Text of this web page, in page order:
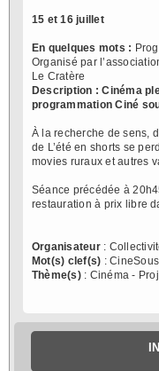
15 et 16 juillet
En quelques mots :
Organisé par
Le Cratère
Description : Cinéma
programmation Ciné
À la recherche de sens,
de L’été en shorts se
movies ruraux et autres
Séance précédée à
restauration à prix libre
Organisateur:
Mot(s) clef(s) :
Thème(s): Cinéma -